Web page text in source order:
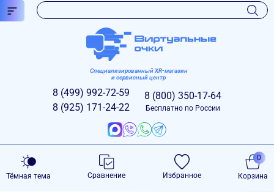
Специализированный XR-магазин
и сервисный центр
8 (499) 992-72-59
8 (925) 171-24-22
8 (800) 350-17-64
Бесплатно по России
Тёмная тема Сравнение Избранное Корзина
0